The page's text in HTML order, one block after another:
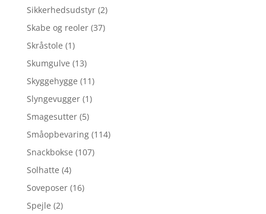
Sikkerhedsudstyr (2)
Skabe og reoler (37)
Skråstole (1)
Skumgulve (13)
Skyggehygge (11)
Slyngevugger (1)
Smagesutter (5)
Småopbevaring (114)
Snackbokse (107)
Solhatte (4)
Soveposer (16)
Spejle (2)